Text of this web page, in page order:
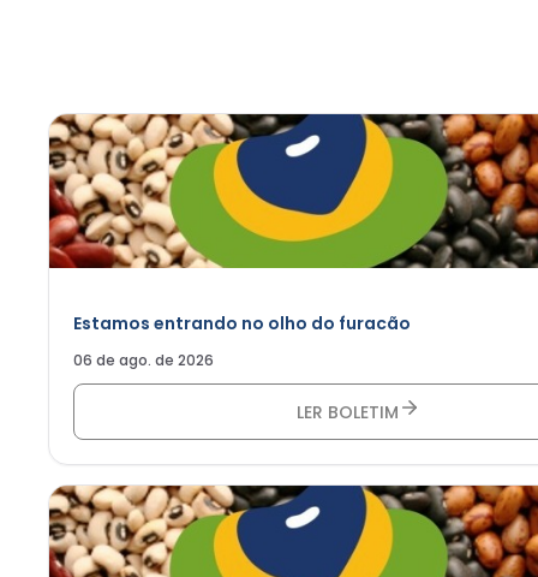
Estamos entrando no olho do furacão
06 de ago. de 2026
LER BOLETIM